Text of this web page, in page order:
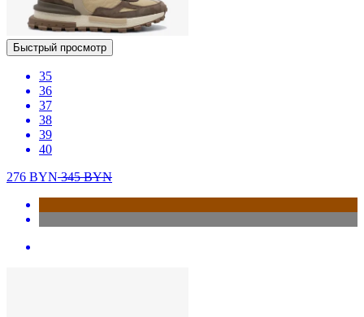
Быстрый просмотр
35
36
37
38
39
40
276 BYN345BYN